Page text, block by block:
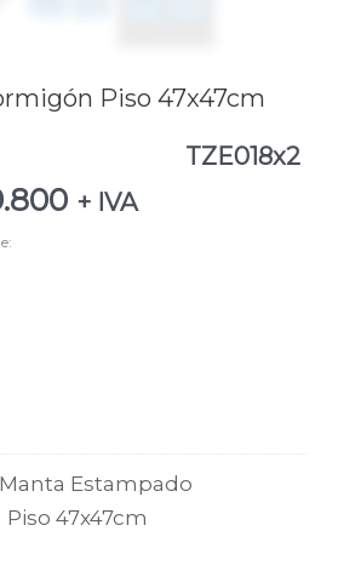
Piso 47x47cm
TZE018x2
+ IVA
Estampado
47x47cm